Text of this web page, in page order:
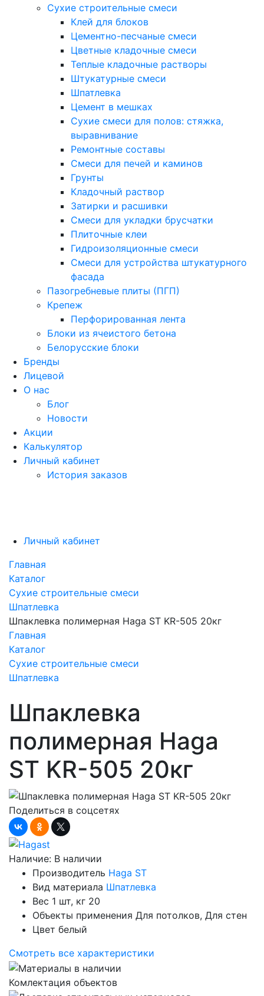
Сухие строительные смеси
Клей для блоков
Цементно-песчаные смеси
Цветные кладочные смеси
Теплые кладочные растворы
Штукатурные смеси
Шпатлевка
Цемент в мешках
Сухие смеси для полов: стяжка,
выравнивание
Ремонтные составы
Смеси для печей и каминов
Грунты
Кладочный раствор
Затирки и расшивки
Смеси для укладки брусчатки
Плиточные клеи
Гидроизоляционные смеси
Смеси для устройства штукатурного
фасада
Пазогребневые плиты (ПГП)
Крепеж
Перфорированная лента
Блоки из ячеистого бетона
Белорусские блоки
Бренды
Лицевой
О нас
Блог
Новости
Акции
Калькулятор
Личный кабинет
История заказов
Личный кабинет
Главная
Каталог
Сухие строительные смеси
Шпатлевка
Шпаклевка полимерная Haga ST KR-505 20кг
Главная
Каталог
Сухие строительные смеси
Шпатлевка
Шпаклевка
полимерная Haga
ST KR-505 20кг
Поделиться в соцсетях
Наличие: В наличии
Производитель Haga ST
Вид материала Шпатлевка
Вес 1 шт, кг 20
Объекты применения Для потолков, Для стен
Цвет белый
Смотреть все характеристики
Комлектация объектов